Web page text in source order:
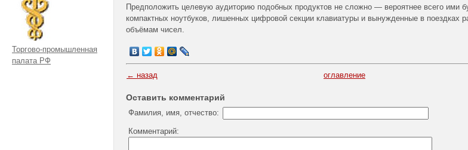
Торгово-промышленная
палата РФ
Предположить целевую аудиторию подобных продуктов не сложно — вероятнее всего ими
компактных ноутбуков, лишенных цифровой секции клавиатуры и вынужденные в поездках
объёмам чисел.
← назад оглавление
Оставить комментарий
Фамилия, имя, отчество:
Комментарий: